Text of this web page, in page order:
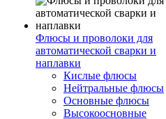
Флюсы и проволоки для
автоматической сварки и
наплавки
Кислые флюсы
Нейтральные флюсы
Основные флюсы
Высокоосновные